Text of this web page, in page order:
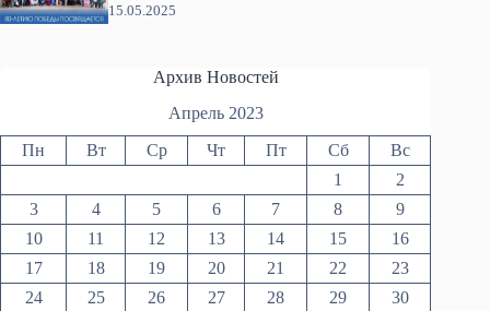
15.05.2025
Архив Новостей
Апрель 2023
Пн Вт Ср Чт Пт Сб
Вс
1
2
3
4 5 6 7 8
9
10
11 12 13 14 15
16
17
18 19 20 21 22
23
24
25 26 27 28 29
30